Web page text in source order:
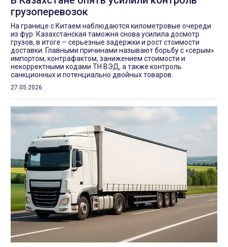
грузоперевозок
На границе с Китаем наблюдаются километровые очереди
из фур. Казахстанская таможня снова усилила досмотр
грузов, в итоге – серьезные задержки и рост стоимости
доставки. Главными причинами называют борьбу с «серым»
импортом, контрафактом, занижением стоимости и
некорректными кодами ТН ВЭД, а также контроль
санкционных и потенциально двойных товаров.
27.05.2026